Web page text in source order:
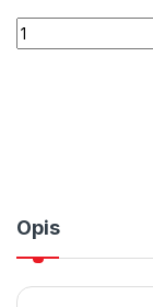
XO Gimbal
Opis